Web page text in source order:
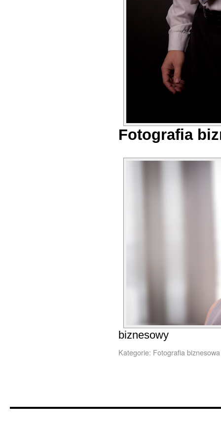
Fotografia
biznesowy
Kategorie: Fotografia biznesowa